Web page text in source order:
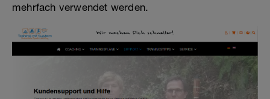
mehrfach verwendet werden.